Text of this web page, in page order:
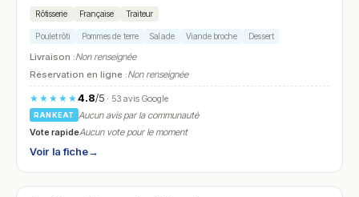
Rôtisserie Française Traiteur
Poulet rôti Pommes de terre Salade Viande broche Dessert
Livraison :Non renseignée
Réservation en ligne :Non renseignée
★★★★★4.8/5· 53 avis Google
RANKEAT
Aucun avis par la communauté
Vote rapideAucun vote pour le moment
Voir la fiche→